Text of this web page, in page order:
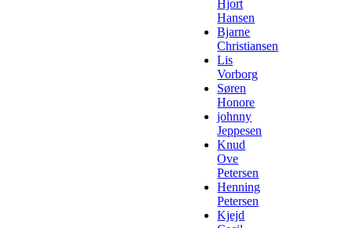
Hjort
Hansen
Bjarne
Christiansen
Lis
Vorborg
Søren
Honore
johnny
Jeppesen
Knud
Ove
Petersen
Henning
Petersen
Kjejd